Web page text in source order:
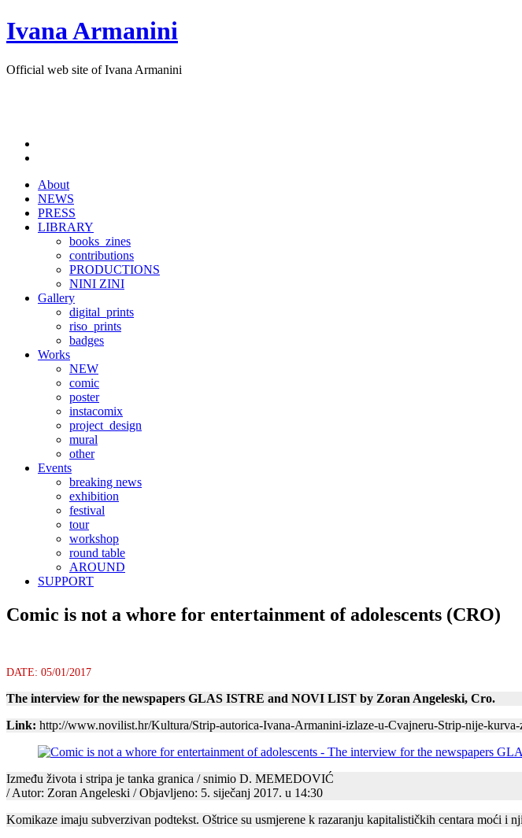
Ivana Armanini
Official web site of Ivana Armanini
About
NEWS
PRESS
LIBRARY
books_zines
contributions
PRODUCTIONS
NINI ZINI
Gallery
digital_prints
riso_prints
badges
Works
NEW
comic
poster
instacomix
project_design
mural
other
Events
breaking news
exhibition
festival
tour
workshop
round table
AROUND
SUPPORT
Comic is not a whore for entertainment of adolescents (CRO)
DATE: 05/01/2017
The interview for the newspapers GLAS ISTRE and NOVI LIST by Zoran Angeleski, Cro.
Link: http://www.novilist.hr/Kultura/Strip-autorica-Ivana-Armanini-izlaze-u-Cvajneru-Strip-nije-kurva-
Između života i stripa je tanka granica / snimio D. MEMEDOVIĆ
/ Autor: Zoran Angeleski / Objavljeno: 5. siječanj 2017. u 14:30
Komikaze imaju subverzivan podtekst. Oštrice su usmjerene k razaranju kapitalističkih centara moći